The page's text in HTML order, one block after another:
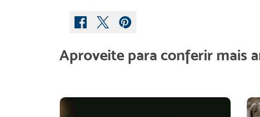
Aproveite para conferir mais